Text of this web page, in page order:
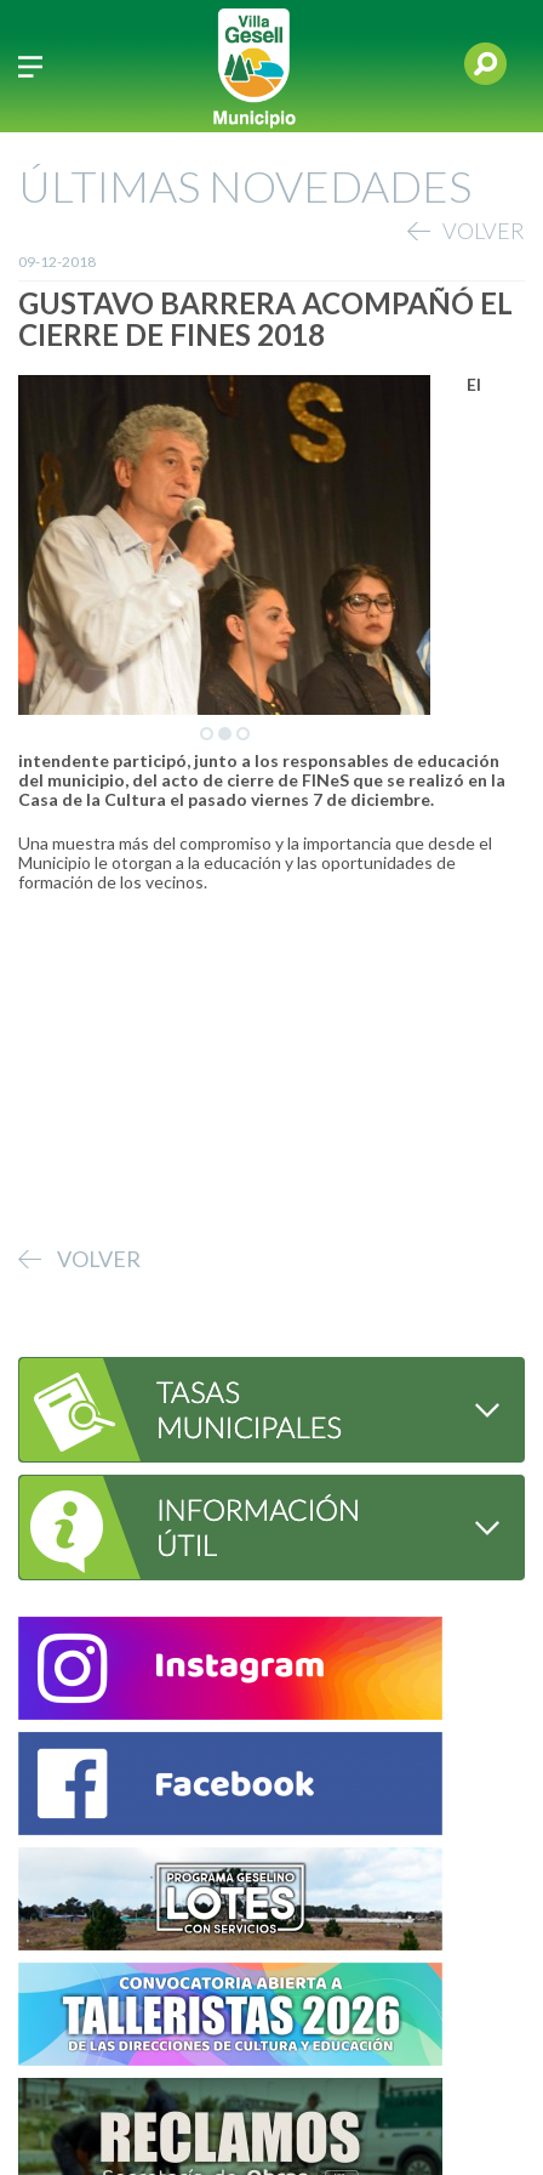
ÚLTIMAS NOVEDADES
VOLVER
09-12-2018
GUSTAVO BARRERA ACOMPAÑÓ EL
CIERRE DE FINES 2018
El
intendente participó, junto a los responsables de educación
del municipio, del acto de cierre de FINeS que se realizó en la
Casa de la Cultura el pasado viernes 7 de diciembre.
Una muestra más del compromiso y la importancia que desde el
Municipio le otorgan a la educación y las oportunidades de
formación de los vecinos.
VOLVER